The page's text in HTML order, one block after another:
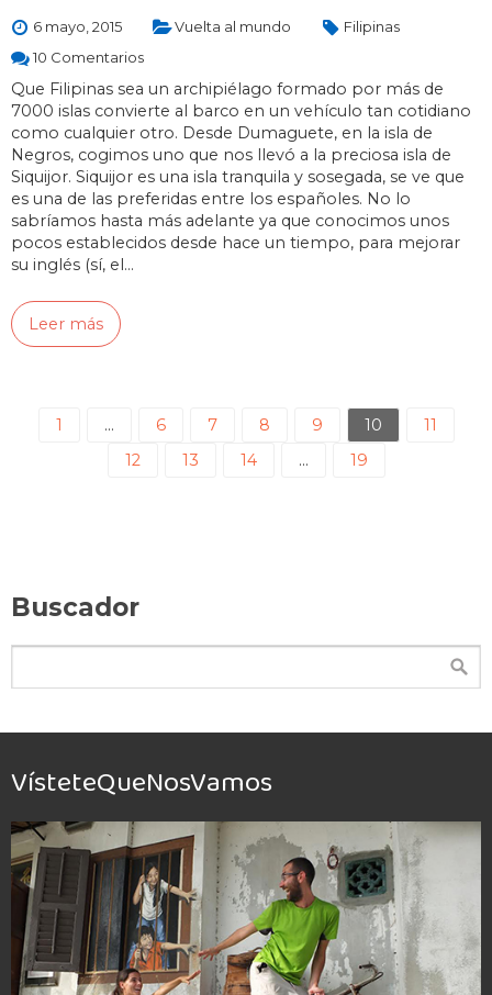
6 mayo, 2015 Vuelta al mundo
Filipinas
10 Comentarios
Que Filipinas sea un archipiélago formado por más de
7000 islas convierte al barco en un vehículo tan cotidiano
como cualquier otro. Desde Dumaguete, en la isla de
Negros, cogimos uno que nos llevó a la preciosa isla de
Siquijor. Siquijor es una isla tranquila y sosegada, se ve que
es una de las preferidas entre los españoles. No lo
sabríamos hasta más adelante ya que conocimos unos
pocos establecidos desde hace un tiempo, para mejorar
su inglés (sí, el…
Leer más
1 … 6 7 8 9 10
11
12
13 14 … 19
Buscador
VísteteQueNosVamos